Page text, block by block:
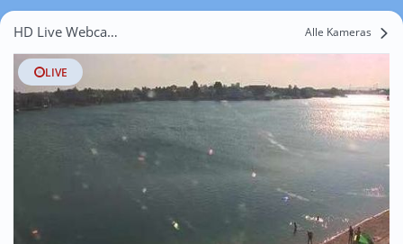
HD Live Webcams Bučany Alle Kameras
LIVE